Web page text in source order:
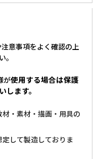
意事項をよく確認の上
。
が使用する場合は保護
ます。
・素材・描画・用具の
して製造しておりま